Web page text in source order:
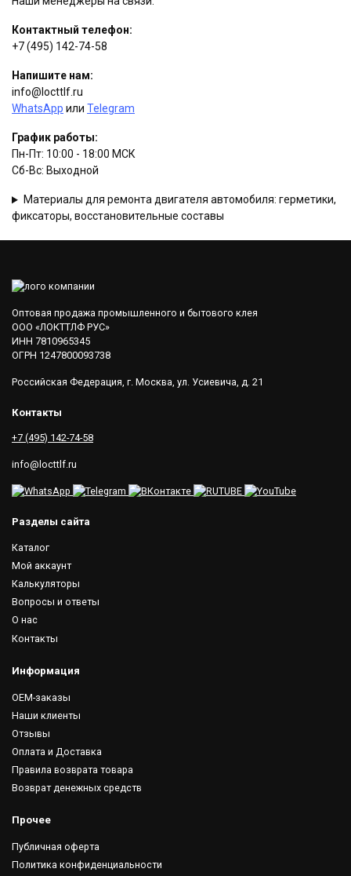
Контактный телефон:
+7 (495) 142-74-58
Напишите нам:
info@locttlf.ru
WhatsApp или Telegram
График работы:
Пн-Пт: 10:00 - 18:00 МСК
Сб-Вс: Выходной
Материалы для ремонта двигателя автомобиля: герметики,
фиксаторы, восстановительные составы
Оптовая продажа промышленного и бытового клея
ООО «ЛОКТТЛФ РУС»
ИНН 7810965345
ОГРН 1247800093738
Российская Федерация, г. Москва, ул. Усиевича, д. 21
Контакты
+7 (495) 142-74-58
info@locttlf.ru
Разделы сайта
Каталог
Мой аккаунт
Калькуляторы
Вопросы и ответы
О нас
Контакты
Информация
OEM-заказы
Наши клиенты
Отзывы
Оплата и Доставка
Правила возврата товара
Возврат денежных средств
Прочее
Публичная оферта
Политика конфиденциальности